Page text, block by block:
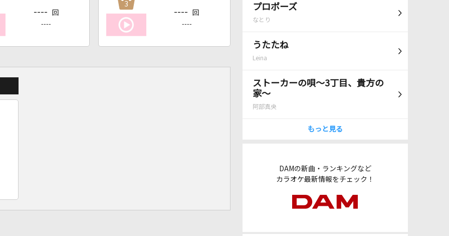
プロポーズ
なとり
うたたね
Leina
ストーカーの唄～3丁目、貴方の
家～
阿部真央
もっと見る
DAMの新曲・ランキングなど
カラオケ最新情報をチェック！
---- 回
----
3
---- 回
----